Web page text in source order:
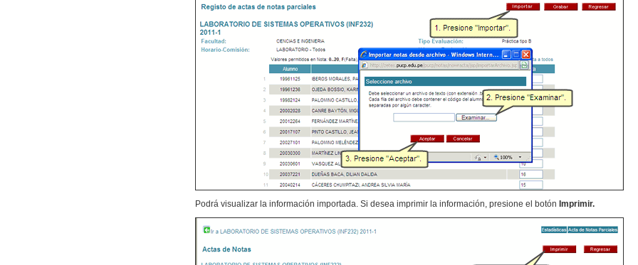
Podrá visualizar la información importada. Si desea imprimir la información, presione el botón Imprimir.